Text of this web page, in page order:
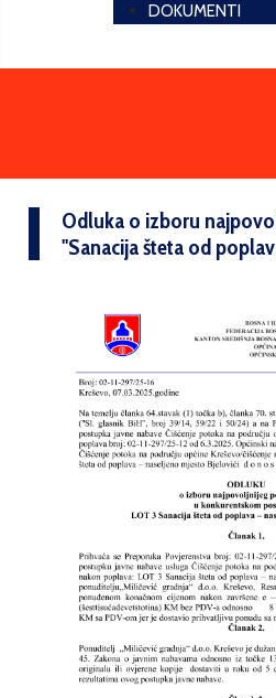
DOKUMENTI
Odluka o izboru
''Sanacija šteta od